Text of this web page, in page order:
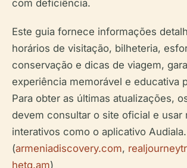
com deficiência.
Este guia fornece informações
horários de visitação, bilheteria,
conservação e dicas de viagem,
experiência memorável e educativa
Para obter as últimas atualizações,
devem consultar o site oficial e usar
interativos como o aplicativo Audiala.
(armeniadiscovery.com,
hetq.am)